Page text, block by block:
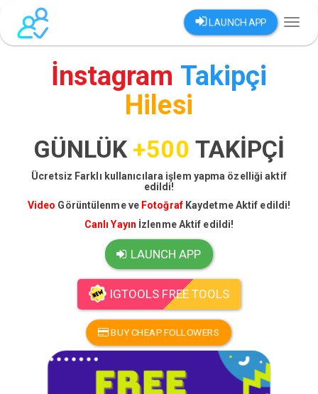
LAUNCH APP
İnstagram Takipçi
Hilesi
GÜNLÜK +500 TAKİPÇİ
Ücretsiz Farklı kullanıcılara işlem yapma özelliği aktif
edildi!
Video Görüntülenme ve Fotoğraf Kaydetme Aktif edildi!
Canlı Yayın İzlenme Aktif edildi!
LAUNCH APP
IGTOOLS FREE TOOLS
BUY CHEAP FOLLOWERS